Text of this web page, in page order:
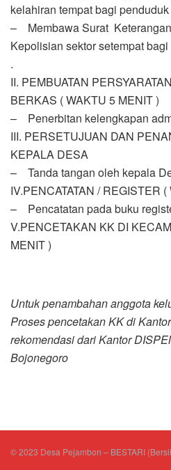
kelahiran tempat bagi
– Membawa Surat
Kepolisian sektor setempat
.
II. PEMBUATAN
BERKAS ( WAKTU 5 MENIT )
– Penerbitan kelengkapan
III. PERSETUJUAN DAN
KEPALA DESA
– Tanda tangan oleh kepala
IV.PENCATATAN / REGISTER
– Pencatatan pada buku
V.PENCETAKAN KK DI
MENIT )
Untuk penambahan anggota
Proses pencetakan KK di
rekomendasi dari Kantor
Bojonegoro
© 2023 Desa Pejambon – BESTARI